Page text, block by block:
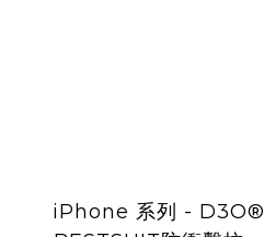
iPhone 系列 - D3O®